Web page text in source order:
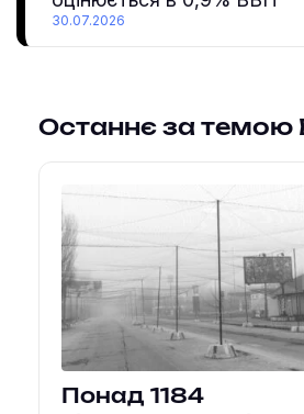
30.07.2026
Останнє за темою
Понад 1184